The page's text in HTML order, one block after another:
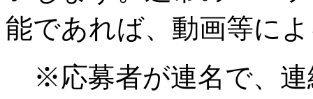
能であれば、動画等に
※応募者が連名で、